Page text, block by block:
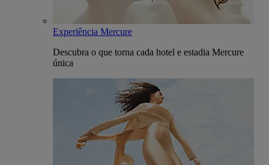
Experiência Mercure
Descubra o que torna cada hotel e estadia Mercure
única